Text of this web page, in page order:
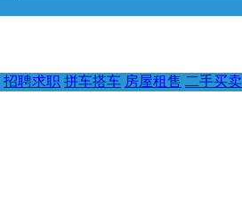
招聘求职 拼车搭车 房屋租售 二手买卖